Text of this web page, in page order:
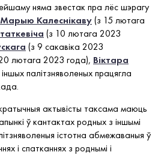
няма звестак пра лёс шэрагу
Марыю Калеснікаву(з 15 лютага
(з 10 лютага 2023
(з 9 сакавіка 2023
лютага 2023 года), Віктара
палітзняволеных працягла
актывісты таксама маюць
ў кантактах родных з іншымі
істотна абмежаваныя ў
і спатканнях з роднымі і